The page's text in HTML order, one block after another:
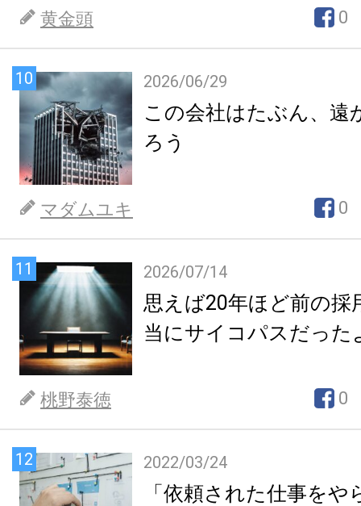
黄金頭 0
10 2026/06/29
この会社はたぶん、遠
ろう
マダムユキ 0
11 2026/07/14
思えば20年ほど前の採
当にサイコパスだった
桃野泰徳 0
12 2022/03/24
「依頼された仕事を